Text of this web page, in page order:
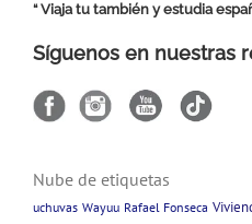
“ Viaja tu también y estudia
Síguenos en nuestras
Nube de etiquetas
uchuvas Wayuu Rafael Fonseca